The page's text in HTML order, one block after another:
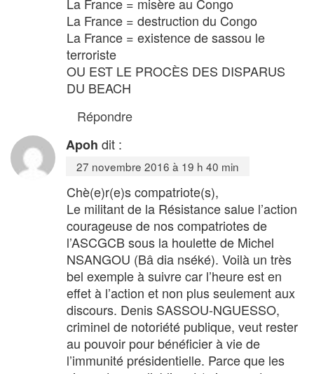
La France = destruction du Congo
La France = existence de sassou le
terroriste
OU EST LE PROCÈS DES DISPARUS
DU BEACH
Répondre
Apoh dit :
27 novembre 2016 à 19 h 40 min
Chè(e)r(e)s compatriote(s),
Le militant de la Résistance salue l’action
courageuse de nos compatriotes de
l’ASCGCB sous la houlette de Michel
NSANGOU (Bâ dia nséké). Voilà un très
bel exemple à suivre car l’heure est en
effet à l’action et non plus seulement aux
discours. Denis SASSOU-NGUESSO,
criminel de notoriété publique, veut rester
au pouvoir pour bénéficier à vie de
l’immunité présidentielle. Parce que les